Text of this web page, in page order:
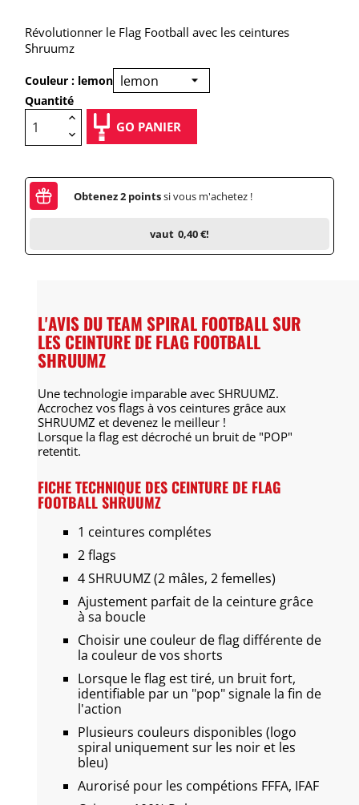
Révolutionner le Flag Football avec les ceintures
Shruumz
Couleur : lemon
Quantité
GO PANIER
Obtenez2 pointssi vous m'achetez !
vaut 0,40 €!
L'AVIS DU TEAM SPIRAL FOOTBALL SUR
LES CEINTURE DE FLAG FOOTBALL
SHRUUMZ
Une technologie imparable avec SHRUUMZ.
Accrochez vos flags à vos ceintures grâce aux
SHRUUMZ et devenez le meilleur !
Lorsque la flag est décroché un bruit de "POP"
retentit.
FICHE TECHNIQUE DES CEINTURE DE FLAG
FOOTBALL SHRUUMZ
1 ceintures complétes
2 flags
4 SHRUUMZ (2 mâles, 2 femelles)
Ajustement parfait de la ceinture grâce
à sa boucle
Choisir une couleur de flag différente de
la couleur de vos shorts
Lorsque le flag est tiré, un bruit fort,
identifiable par un "pop" signale la fin de
l'action
Plusieurs couleurs disponibles (logo
spiral uniquement sur les noir et les
bleu)
Aurorisé pour les compétions FFFA, IFAF